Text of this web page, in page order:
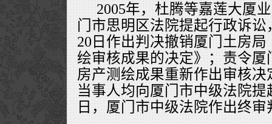
2005年，杜腾等嘉莲大厦
门市思明区法院提起行政诉讼
20日作出判决撤销厦门土房
绘审核成果的决定》；责令
房产测绘成果重新作出审核
当事人均向厦门市中级法院提
日，厦门市中级法院作出终